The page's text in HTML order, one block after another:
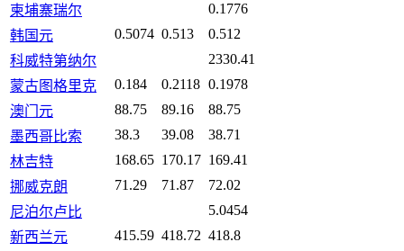
柬埔寨瑞尔
0.1776
韩国元
0.5074 0.513
0.512
科威特第纳尔
2330.41
蒙古图格里克
0.184 0.2118 0.1978
澳门元
88.75 89.16
88.75
墨西哥比索
38.3 39.08
38.71
林吉特
168.65 170.17 169.41
挪威克朗
71.29 71.87
72.02
尼泊尔卢比
5.0454
新西兰元
415.59 418.72 418.8